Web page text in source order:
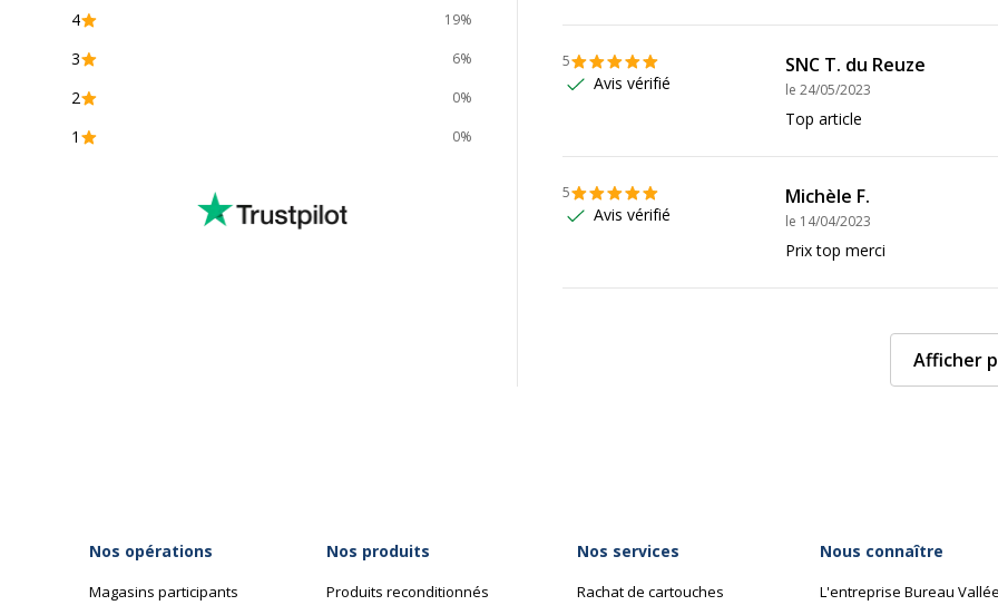
4 19%
3 6%
2 0%
1 0%
5
Avis vérifié
SNC T. du Reuze
le 24/05/2023
Top article
5
Avis vérifié
Michèle F.
le 14/04/2023
Prix top merci
Afficher
Nos opérations
Magasins participants
Nos produits
Produits reconditionnés
Nos services
Rachat de cartouches
Nous connaître
L'entreprise Bureau Vallée